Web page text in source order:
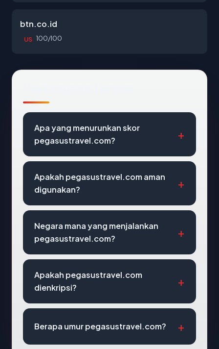
btn.co.id
US 100/100
Apa yang menurunkan skor
pegasustravel.com?
Apakah pegasustravel.com aman
digunakan?
Negara mana yang menjalankan
pegasustravel.com?
Apakah pegasustravel.com
dienkripsi?
Berapa umur pegasustravel.com?